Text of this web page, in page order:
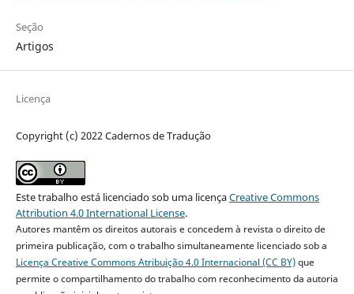
Seção
Artigos
Licença
Copyright (c) 2022 Cadernos de Tradução
Este trabalho está licenciado sob uma licençaCreative Commons
Attribution 4.0 International License.
Autores mantêm os direitos autorais e concedem à revista o direito de
primeira publicação, com o trabalho simultaneamente licenciado sob a
Licença Creative Commons Atribuição 4.0 Internacional (CC BY)que
permite o compartilhamento do trabalho com reconhecimento da autoria